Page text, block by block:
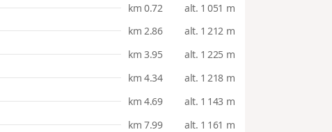
km 0.72
alt. 1 051 m
km 2.86
alt. 1 212 m
km 3.95
alt. 1 225 m
km 4.34
alt. 1 218 m
km 4.69
alt. 1 143 m
km 7.99
alt. 1 161 m